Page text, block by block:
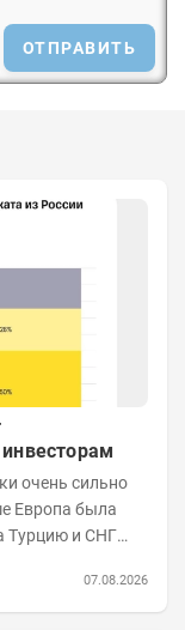
ОТПРАВИТЬ
очень сильно
Европа была
Турцию и СНГ
07.08.2026